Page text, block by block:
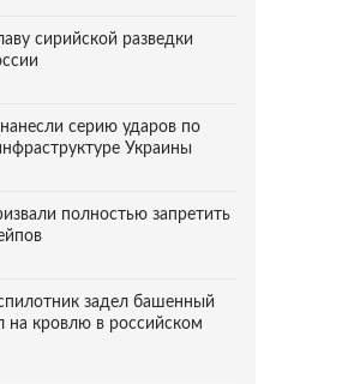
сирийской разведки
серию ударов по
Украины
полностью запретить
задел башенный
на кровлю в российском